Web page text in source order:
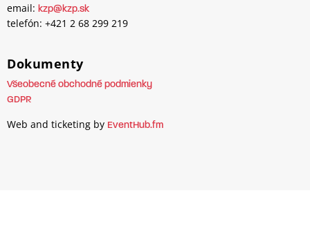
email: kzp@kzp.sk
telefón: +421 2 68 299 219
Dokumenty
Všeobecné obchodné podmienky
GDPR
Web and ticketing by EventHub.fm